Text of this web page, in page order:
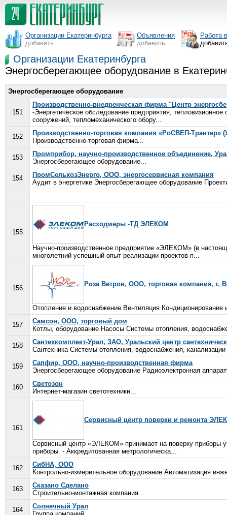
Организации Екатеринбурга
добавить
Объявления
добавить
Работа
Организации Екатеринбурга
Энергосберегающее оборудование в
Энергосберегающее оборудование
151
Производственно-внедренческая фирма "Центр
-Энергетическое обследование предприятия,
сооружений, тепломеханического обору...
152
Производственно-торговая компания «РоСВЕП-Трантер»
Производственно-торговая фирма...
153
Промприбор, научно-производственное объединение,
Энергосберегающее оборудование...
154
ПромСельхозЭнерго, ООО, энергосервисная компания
Аудит в энергетике Энергосберегающее оборудование
155
Расходмеры -ТД ЭЛЕКОМ
Научно-производственное предприятие «ЭЛЕКОМ» (в
многолетний успешный опыт реализации проектов п...
156
Роза Ветров, ООО, торговая компания, г.
Отопление и водоснабжение Вентиляция
157
Самсон, ООО, торговый дом
Котлы, оборудование Насосы Системы отопления,
158
Сантехкомплект-Урал, ЗАО, Уральский центр
Сантехника Системы отопления, водоснабжения,
159
Сапфир, ООО, научно-производственная фирма
Энергосберегающее оборудование Радиоэлектронная
160
Светозон
Интернет-магазин светотехники...
161
Сервисный центр поверки и ремонта
Сервисный центр «ЭЛЕКОМ» принимает на поверку приборы
приборы. - Аккредитованная метрологическа...
162
СибНА, ООО
Контрольно-измерительное оборудование Автоматизация
163
Сказано Сделано
Строительно-монтажная компания...
164
Солнечный Урал